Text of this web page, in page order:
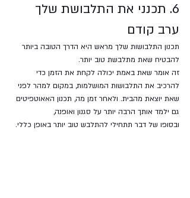
6. תכנני את התלבושת שלך
ערב קודם
תכנון התלבושות שלך מראש היא הדרך הטובה ביותר
להבטיח שאת מתלבשת טוב יותר.
זה אומר שאת באמת יכולה לקחת את הזמן כדי
להרכיב את התלבושות המושלמות, במקום למהר לפני
שאת יוצאת מהבית. ולאחר זמן מה, תכנון האאוטפיטים
גם ילמד אותך הרבה יותר על סגנון ואופנה,
ובסופו של דבר תתחילי להתלבש טוב יותר באופן כללי.